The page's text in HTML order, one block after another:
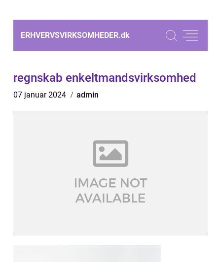
ERHVERVSVIRKSOMHEDER.dk
regnskab enkeltmandsvirksomhed
07 januar 2024 admin